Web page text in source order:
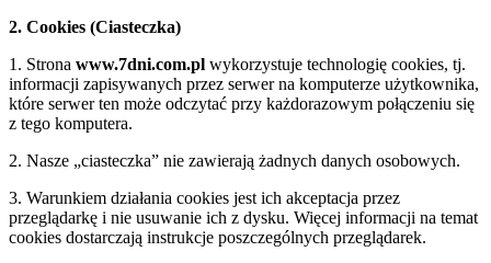
2. Cookies (Ciasteczka)
1. Strona www.7dni.com.pl wykorzystuje technologię cookies, tj.
informacji zapisywanych przez serwer na komputerze użytkownika,
które serwer ten może odczytać przy każdorazowym połączeniu się
z tego komputera.
2. Nasze „ciasteczka” nie zawierają żadnych danych osobowych.
3. Warunkiem działania cookies jest ich akceptacja przez
przeglądarkę i nie usuwanie ich z dysku. Więcej informacji na temat
cookies dostarczają instrukcje poszczególnych przeglądarek.